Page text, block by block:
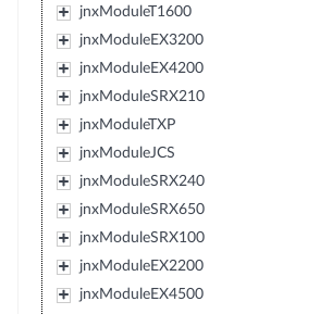
jnxModuleT1600
jnxModuleEX3200
jnxModuleEX4200
jnxModuleSRX210
jnxModuleTXP
jnxModuleJCS
jnxModuleSRX240
jnxModuleSRX650
jnxModuleSRX100
jnxModuleEX2200
jnxModuleEX4500